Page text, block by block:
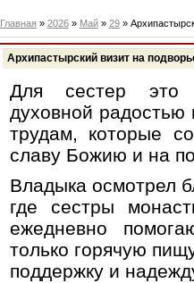
Главная » 2026 » Май » 29»
Архипастырский визит на
Для сестер это
духовной
трудам, которые
славу Божию и на
Владыка осмотрел
где сестры
ежедневно
только горячую
поддержку и